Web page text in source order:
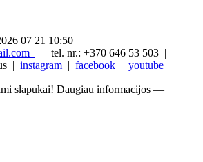
07 21 10:50
|
tel. nr.: +370 646 53 503 |
| instagram | facebook | youtube
slapukai! Daugiau informacijos —